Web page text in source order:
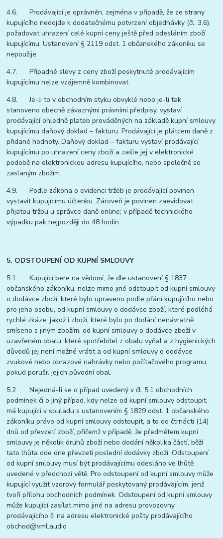
4.6. Prodávající je oprávněn, zejména v případě, že ze strany
kupujícího nedojde k dodatečnému potvrzení objednávky (čl. 3.6),
požadovat uhrazení celé kupní ceny ještě před odesláním zboží
kupujícímu. Ustanovení § 2119 odst. 1 občanského zákoníku se
nepoužije.
4.7. Případné slevy z ceny zboží poskytnuté prodávajícím
kupujícímu nelze vzájemně kombinovat.
4.8. Je-li to v obchodním styku obvyklé nebo je-li tak
stanoveno obecně závaznými právními předpisy, vystaví
prodávající ohledně plateb prováděných na základě kupní smlouvy
kupujícímu daňový doklad – fakturu. Prodávající je plátcem daně z
přidané hodnoty. Daňový doklad – fakturu vystaví prodávající
kupujícímu po uhrazení ceny zboží a zašle jej v elektronické
podobě na elektronickou adresu kupujícího, nebo společně se
zaslaným zbožím.
4.9. Podle zákona o evidenci tržeb je prodávající povinen
vystavit kupujícímu účtenku. Zároveň je povinen zaevidovat
přijatou tržbu u správce daně online; v případě technického
výpadku pak nejpozději do 48 hodin.
5. ODSTOUPENÍ OD KUPNÍ SMLOUVY
5.1. Kupující bere na vědomí, že dle ustanovení § 1837
občanského zákoníku, nelze mimo jiné odstoupit od kupní smlouvy
o dodávce zboží, které bylo upraveno podle přání kupujícího nebo
pro jeho osobu, od kupní smlouvy o dodávce zboží, které podléhá
rychlé zkáze, jakož i zboží, které bylo po dodání nenávratně
smíseno s jiným zbožím, od kupní smlouvy o dodávce zboží v
uzavřeném obalu, které spotřebitel z obalu vyňal a z hygienických
důvodů jej není možné vrátit a od kupní smlouvy o dodávce
zvukové nebo obrazové nahrávky nebo počítačového programu,
pokud porušil jejich původní obal.
5.2. Nejedná-li se o případ uvedený v čl. 5.1 obchodních
podmínek či o jiný případ, kdy nelze od kupní smlouvy odstoupit,
má kupující v souladu s ustanovením § 1829 odst. 1 občanského
zákoníku právo od kupní smlouvy odstoupit, a to do čtrnácti (14)
dnů od převzetí zboží, přičemž v případě, že předmětem kupní
smlouvy je několik druhů zboží nebo dodání několika částí, běží
tato lhůta ode dne převzetí poslední dodávky zboží. Odstoupení
od kupní smlouvy musí být prodávajícímu odesláno ve lhůtě
uvedené v předchozí větě. Pro odstoupení od kupní smlouvy může
kupující využit vzorový formulář poskytovaný prodávajícím, jenž
tvoří přílohu obchodních podmínek. Odstoupení od kupní smlouvy
může kupující zasílat mimo jiné na adresu provozovny
prodávajícího či na adresu elektronické pošty prodávajícího
obchod@vml.audio